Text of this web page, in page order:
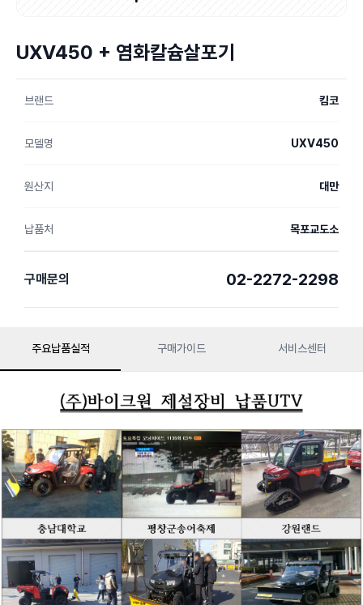
UXV450 + 염화칼슘살포기
브랜드 킴코
모델명 UXV450
원산지 대만
납품처 목포교도소
구매문의 02-2272-2298
주요납품실적 구매가이드 서비스센터